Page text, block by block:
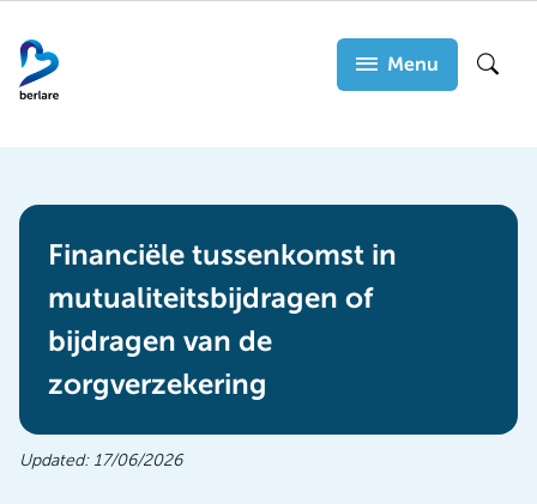
en
naar
Menu
Financiële tussenkomst in
mutualiteitsbijdragen of
bijdragen van de
zorgverzekering
Updated: 17/06/2026